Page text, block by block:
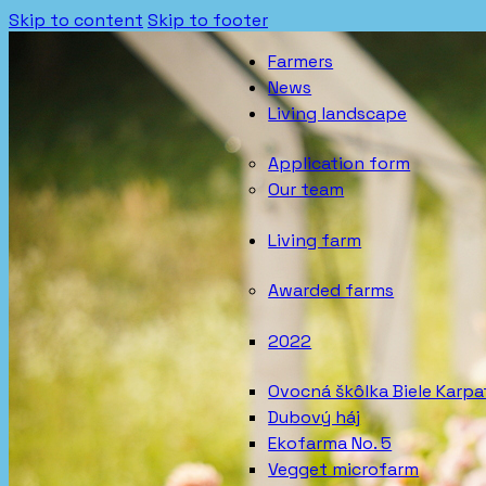
Skip to content Skip to footer
Farmers
News
Living landscape
Application form
Our team
Living farm
Awarded farms
2022
Ovocná škôlka Biele
Dubový háj
Ekofarma No. 5
Vegget microfarm